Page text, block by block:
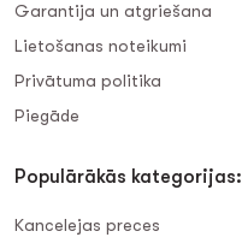
Garantija un atgriešana
Lietošanas noteikumi
Privātuma politika
Piegāde
Populārākās kategorijas:
Kancelejas preces